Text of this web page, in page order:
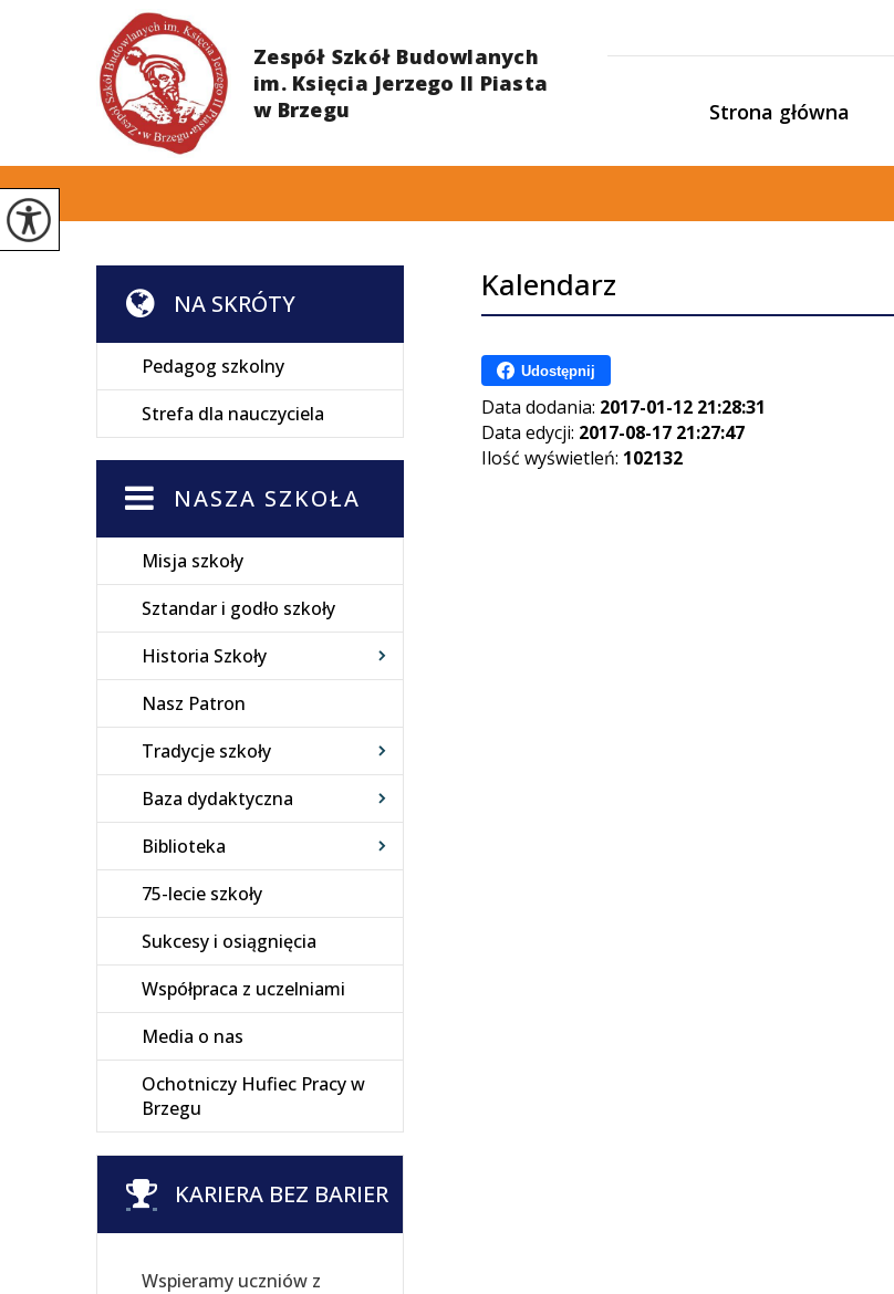
Strona główna
Kalendarz
Udostępnij
Data dodania: 2017-01-12 21:28:31
Data edycji: 2017-08-17 21:27:47
Ilość wyświetleń: 102132
NA SKRÓTY
Pedagog szkolny
Strefa dla nauczyciela
NASZA SZKOŁA
Misja szkoły
Sztandar i godło szkoły
Historia Szkoły
Nasz Patron
Tradycje szkoły
Baza dydaktyczna
Biblioteka
75-lecie szkoły
Sukcesy i osiągnięcia
Współpraca z uczelniami
Media o nas
Ochotniczy Hufiec Pracy w
Brzegu
KARIERA BEZ BARIER
Wspieramy uczniów z